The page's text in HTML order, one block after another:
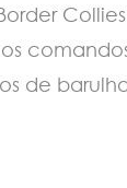
de